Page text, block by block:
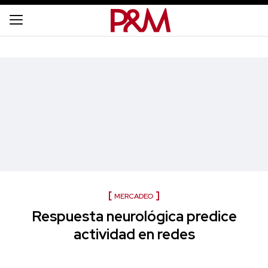
MERCADEO
Respuesta neurológica predice
actividad en redes